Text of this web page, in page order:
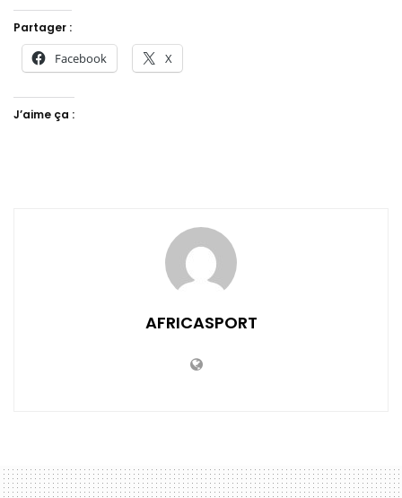
Partager :
Facebook X
J’aime ça :
AFRICASPORT